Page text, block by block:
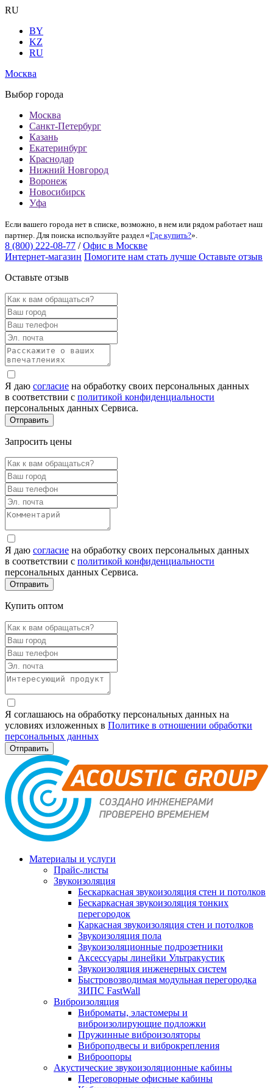
RU
BY
KZ
RU
Москва
Выбор города
Москва
Санкт-Петербург
Казань
Екатеринбург
Краснодар
Нижний Новгород
Воронеж
Новосибирск
Уфа
Если вашего города нет в списке, возможно, в нем или рядом работает наш
партнер. Для поиска используйте раздел «Где купить?».
8 (800) 222-08-77 / Офис в Москве
Интернет-магазин Помогите нам стать лучше Оставьте отзыв
Оставьте отзыв
Я даю согласие на обработку своих персональных данных
в соответствии с политикой конфиденциальности
персональных данных Сервиса.
Запросить цены
Я даю согласие на обработку своих персональных данных
в соответствии с политикой конфиденциальности
персональных данных Сервиса.
Купить оптом
Я соглашаюсь на обработку персональных данных на
условиях изложенных в Политике в отношении обработки
персональных данных
Материалы и услуги
Прайс-листы
Звукоизоляция
Бескаркасная звукоизоляция стен и потолков
Бескаркасная звукоизоляция тонких
перегородок
Каркасная звукоизоляция стен и потолков
Звукоизоляция пола
Звукоизоляционные подрозетники
Аксессуары линейки Ультракустик
Звукоизоляция инженерных систем
Быстровозводимая модульная перегородка
ЗИПС FastWall
Виброизоляция
Виброматы, эластомеры и
виброизолирующие подложки
Пружинные виброизоляторы
Виброподвесы и виброкрепления
Виброопоры
Акустические звукоизоляционные кабины
Переговорные офисные кабины